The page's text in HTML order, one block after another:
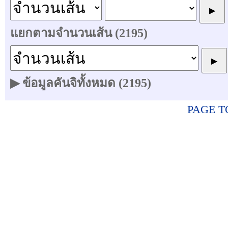
แยกตามจำนวนเส้น (2195)
▶ ข้อมูลคันจิทั้งหมด (2195)
PAGE